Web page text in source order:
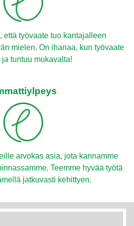
että työvaate tuo kantajalleen
mielen. On ihanaa, kun työvaate
ja tuntuu mukavalta!
arvokas asia, jota kannamme
Teemme hyvää työtä
jatkuvasti kehittyen.